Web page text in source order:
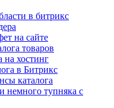
в битрикс
на сайте
товаров
на хостинг
в Битрикс
каталога
немного тупняка с